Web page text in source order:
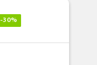
-30%